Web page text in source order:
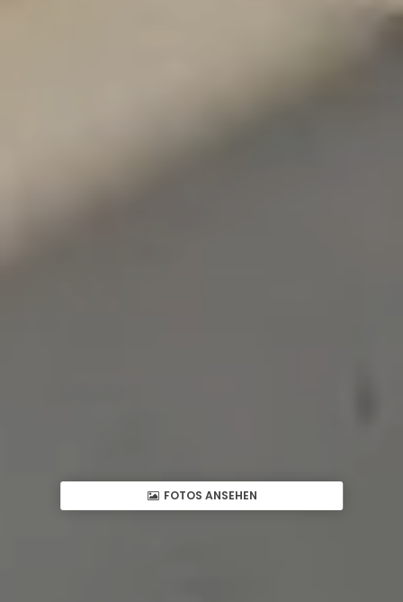
FOTOS ANSEHEN